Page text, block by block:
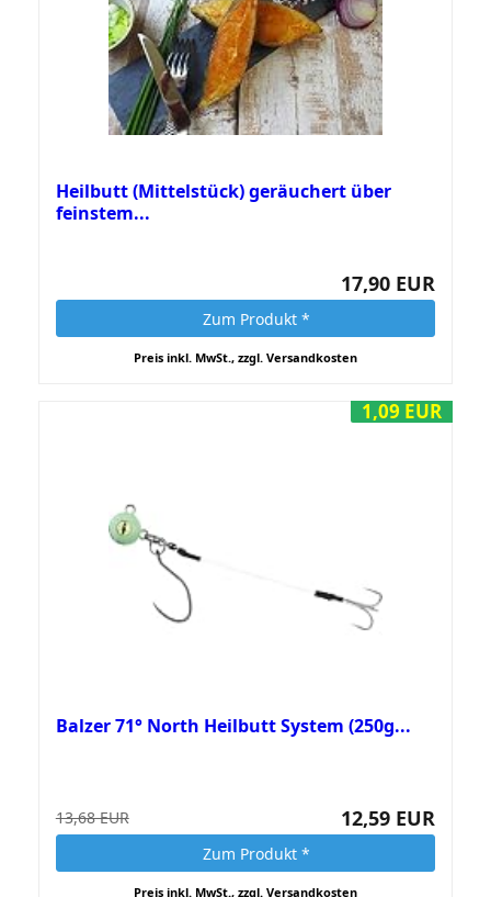
Heilbutt (Mittelstück) geräuchert über
feinstem...
17,90 EUR
Zum Produkt *
Preis inkl. MwSt., zzgl. Versandkosten
1,09 EUR
Balzer 71° North Heilbutt System (250g...
13,68 EUR 12,59 EUR
Zum Produkt *
Preis inkl. MwSt., zzgl. Versandkosten